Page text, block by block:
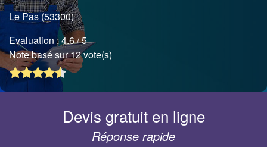
Le Pas (53300)
Evaluation :4.6/ 5
Note basé sur 12 vote(s)
Devis gratuit en ligne
Réponse rapide